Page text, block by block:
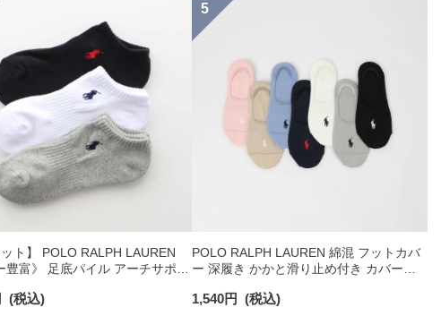
ット】 POLO RALPH LAUREN
豊富》 足底パイル アーチサポー
ィース 93246602
(税込)
POLO RALPH LAUREN 綿混 フットカバ
ー 深履き かかと滑り止め付き カバーソ
1,540円 (税込)